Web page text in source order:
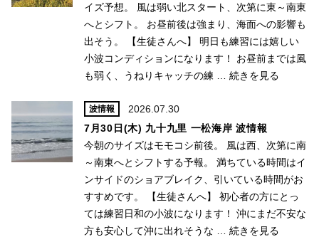
イズ予想。 風は弱い北スタート、次第に東～南東
へとシフト。 お昼前後は強まり、海面への影響も
出そう。 【生徒さんへ】 明日も練習には嬉しい
小波コンディションになります！ お昼前までは風
も弱く、うねりキャッチの練 … 続きを見る
波情報
2026.07.30
7月30日(木) 九十九里 一松海岸 波情報
今朝のサイズはモモコシ前後。 風は西、次第に南
～南東へとシフトする予報。 満ちている時間はイ
ンサイドのショアブレイク、引いている時間がお
すすめです。 【生徒さんへ】 初心者の方にとっ
ては練習日和の小波になります！ 沖にまだ不安な
方も安心して沖に出れそうな … 続きを見る